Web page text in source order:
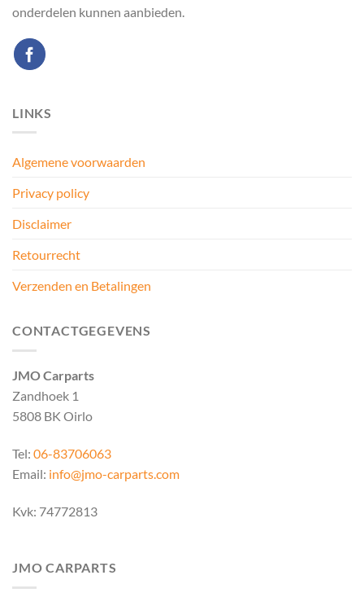
onderdelen kunnen aanbieden.
LINKS
Algemene voorwaarden
Privacy policy
Disclaimer
Retourrecht
Verzenden en Betalingen
CONTACTGEGEVENS
JMO Carparts
Zandhoek 1
5808 BK Oirlo
Tel: 06-83706063
Email: info@jmo-carparts.com
Kvk: 74772813
JMO CARPARTS